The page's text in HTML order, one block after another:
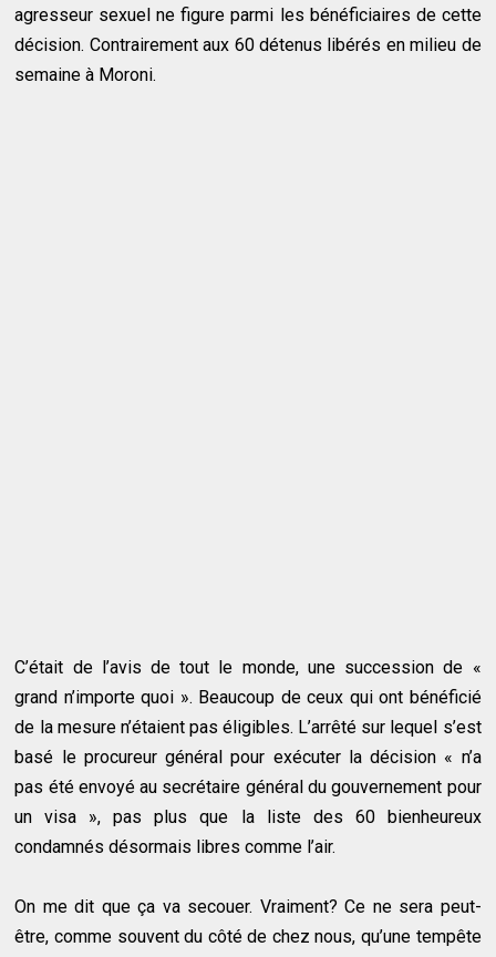
agresseur sexuel ne figure parmi les bénéficiaires de cette
décision. Contrairement aux 60 détenus libérés en milieu de
semaine à Moroni.
C’était de l’avis de tout le monde, une succession de «
grand n’importe quoi ». Beaucoup de ceux qui ont bénéficié
de la mesure n’étaient pas éligibles. L’arrêté sur lequel s’est
basé le procureur général pour exécuter la décision « n’a
pas été envoyé au secrétaire général du gouvernement pour
un visa », pas plus que la liste des 60 bienheureux
condamnés désormais libres comme l’air.
On me dit que ça va secouer. Vraiment? Ce ne sera peut-
être, comme souvent du côté de chez nous, qu’une tempête